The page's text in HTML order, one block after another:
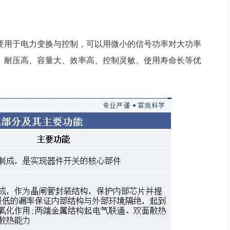
于电力变换与控制，可以用微小的信号功率对大功率
压高、容量大、效率高、控制灵敏、使用寿命长等优